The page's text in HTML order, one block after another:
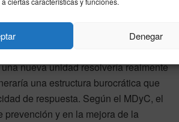
Denegar
las presiones migratorias en Ceuta
sino de una gestión eficiente de
nueva unidad resolvería realmente
una estructura burocrática que
de respuesta. Según el MDyC, el
prevención y en la mejora de la